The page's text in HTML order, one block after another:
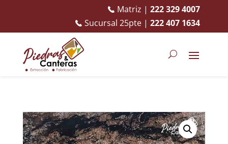
Matriz | 222 329 4007
Sucursal 25pte | 222 407 1634